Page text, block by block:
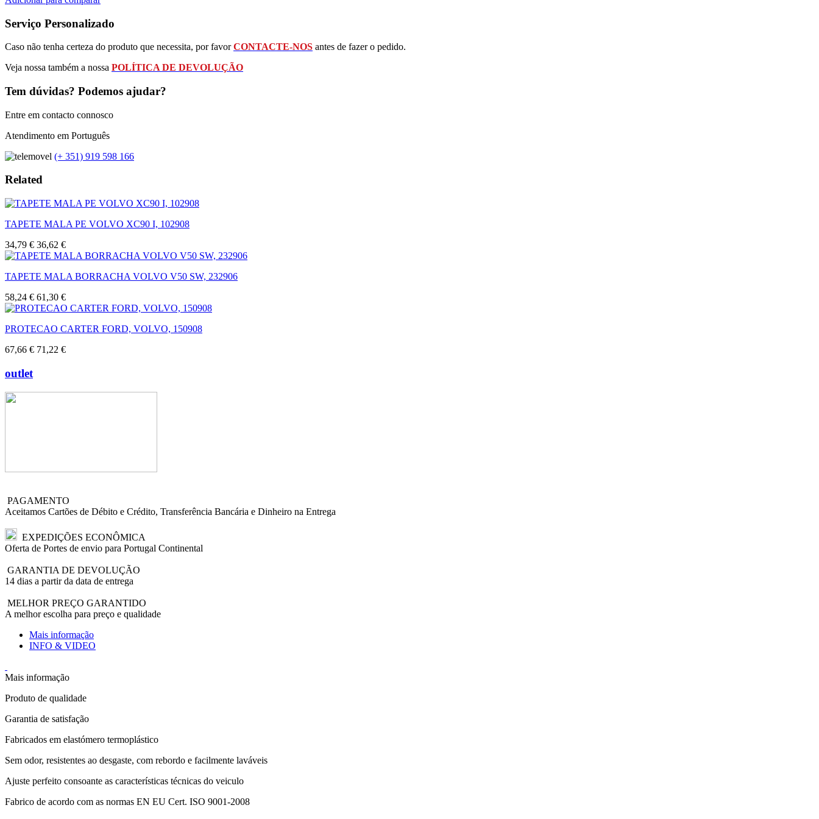
Serviço Personalizado
Caso não tenha certeza do produto que necessita, por favorCONTACTE-NOS antes de fazer o pedido.
Veja nossa também a nossa POLÍTICA DE DEVOLUÇÃO
Tem dúvidas? Podemos ajudar?
Entre em contacto connosco
Atendimento em Português
(+ 351) 919 598 166
Related
TAPETE MALA PE VOLVO XC90 I, 102908
34,79 € 36,62 €
TAPETE MALA BORRACHA VOLVO V50 SW, 232906
58,24 € 61,30 €
PROTECAO CARTER FORD, VOLVO, 150908
67,66 € 71,22 €
outlet
PAGAMENTO
Aceitamos Cartões de Débito e Crédito, Transferência Bancária e Dinheiro na Entrega
EXPEDIÇÕES ECONÔMICA
Oferta de Portes de envio para Portugal Continental
GARANTIA DE DEVOLUÇÃO
14 dias a partir da data de entrega
MELHOR PREÇO GARANTIDO
A melhor escolha para preço e qualidade
Mais informação
INFO & VIDEO
Mais informação
Produto de qualidade
Garantia de satisfação
Fabricados em elastómero termoplástico
Sem odor, resistentes ao desgaste, com rebordo e facilmente laváveis
Ajuste perfeito consoante as características técnicas do veiculo
Fabrico de acordo com as normas EN EU Cert. ISO 9001-2008